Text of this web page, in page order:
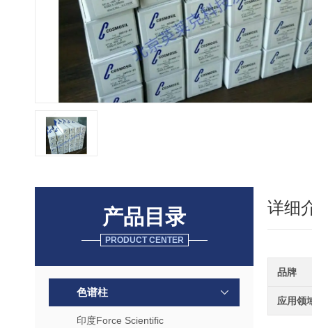
产品目录
PRODUCT CENTER
色谱柱
印度Force Scientific
详细
品牌
应用领